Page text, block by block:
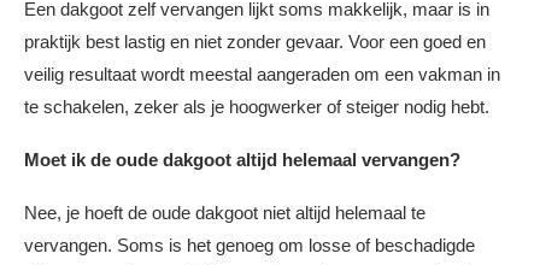
Een dakgoot zelf vervangen lijkt soms makkelijk, maar is in
praktijk best lastig en niet zonder gevaar. Voor een goed en
veilig resultaat wordt meestal aangeraden om een vakman in
te schakelen, zeker als je hoogwerker of steiger nodig hebt.
Moet ik de oude dakgoot altijd helemaal vervangen?
Nee, je hoeft de oude dakgoot niet altijd helemaal te
vervangen. Soms is het genoeg om losse of beschadigde